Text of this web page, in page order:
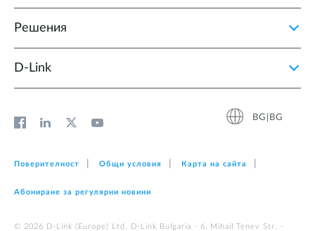
Решения
D‑Link
BG|BG
Поверителност Общи условия Карта на сайта
Абониране за регулярни новини
© 2026 D‑Link (Europe) Ltd. D-Link Bulgaria - 6, Mihail Tenev Str. -